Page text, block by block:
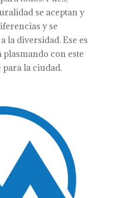
se aceptan y
y se
la diversidad. Ese es
plasmando con este
la ciudad.